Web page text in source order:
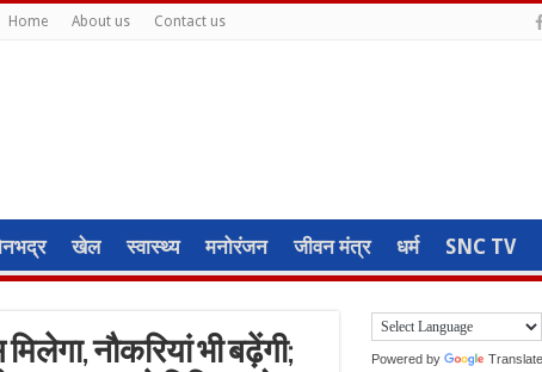
Home About us Contact us
खेल स्वास्थ्य मनोरंजन जीवन मंत्र धर्म SNC TV
नौकरियां भी बढ़ेंगी;
Powered by Translate